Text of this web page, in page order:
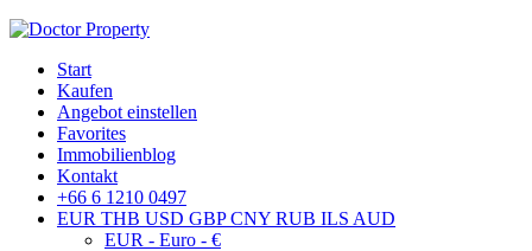
Start
Kaufen
Angebot einstellen
Favorites
Immobilienblog
Kontakt
+66 6 1210 0497
EUR THB USD GBP CNY RUB ILS AUD
EUR - Euro - €